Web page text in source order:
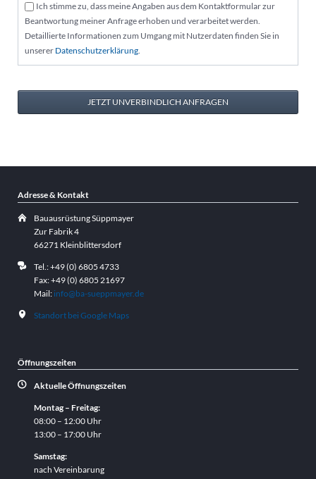
Ich stimme zu, dass meine Angaben aus dem Kontaktformular zur
Beantwortung meiner Anfrage erhoben und verarbeitet werden.
Detaillierte Informationen zum Umgang mit Nutzerdaten finden Sie in
unserer Datenschutzerklärung.
JETZT UNVERBINDLICH ANFRAGEN
Adresse & Kontakt
Bauausrüstung Süppmayer
Zur Fabrik 4
66271 Kleinblittersdorf
Tel.: +49 (0) 6805 4733
Fax: +49 (0) 6805 21697
Mail: info@ba-sueppmayer.de
Standort bei Google Maps
Öffnungszeiten
Aktuelle Öffnungszeiten
Montag – Freitag:
08:00 – 12:00 Uhr
13:00 – 17:00 Uhr
Samstag:
nach Vereinbarung